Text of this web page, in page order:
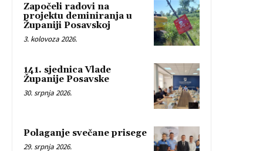
Započeli radovi na
projektu deminiranja u
Županiji Posavskoj
3. kolovoza 2026.
141. sjednica Vlade
Županije Posavske
30. srpnja 2026.
Polaganje svečane prisege
29. srpnja 2026.